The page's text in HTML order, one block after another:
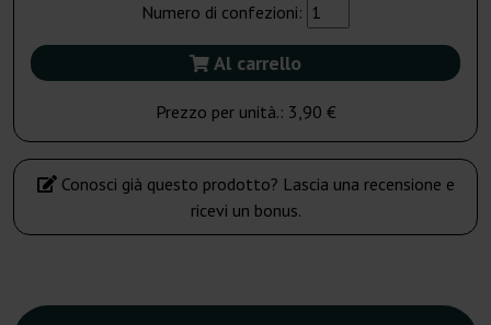
Numero di confezioni:
Al carrello
Prezzo per unità.: 3,90 €
Conosci già questo prodotto? Lascia una recensione e
ricevi un bonus.